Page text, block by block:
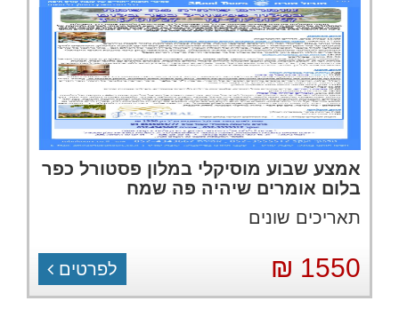
אמצע שבוע מוסיקלי במלון פסטורל כפר
בלום אומרים שיהיה פה שמח
תאריכים שונים
1550 ₪ לפרטים